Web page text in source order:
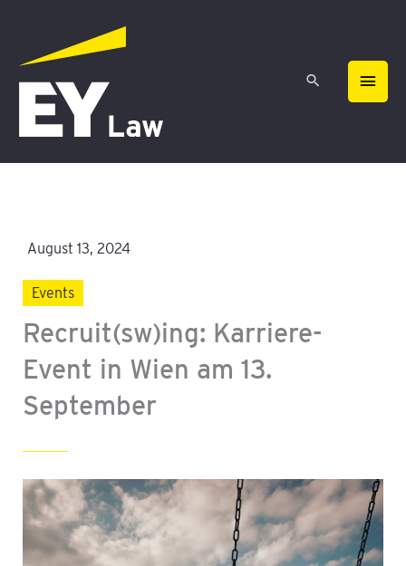
springen
August 13, 2024
Events
Recruit(sw)ing: Karriere-
Event in Wien am 13.
September